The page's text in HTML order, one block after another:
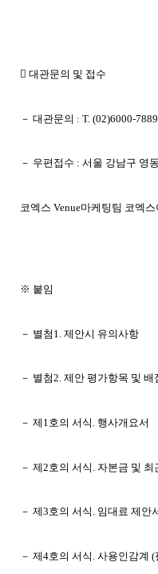
 대관문의 및 접수
－ 대관문의 : T. (02)6000-
－ 우편접수 : 서울 강남구 영
코엑스 Venue마케팅팀 코엑
※ 붙임
－ 별첨1. 제안시 유의사항
－ 별첨2. 제안 평가항목 및 배
－ 제1호의 서식. 행사개요서
－ 제2호의 서식. 자본금 및 최
－ 제3호의 서식. 임대료 제안
－ 제4호의 서식. 사용인감계 (